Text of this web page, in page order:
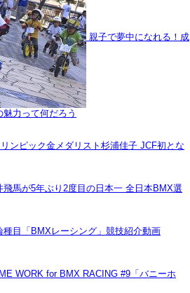
親子で夢中になれる！成
力って何だろう
ンピック金メダリスト杉浦佳子 JCF初とな
飛馬が5年ぶり2度目の日本一 全日本BMX選
種目「BMXレーシング」競技紹介動画
WORK for BMX RACING #9「バニーホ